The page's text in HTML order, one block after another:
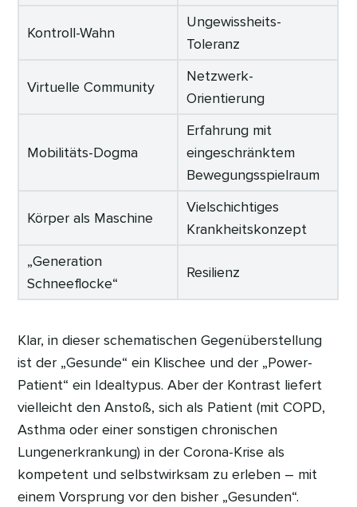
Kontroll-Wahn
Ungewissheits-
Toleranz
Virtuelle Community
Netzwerk-
Orientierung
Mobilitäts-Dogma
Erfahrung mit
eingeschränktem
Bewegungsspielraum
Körper als Maschine
Vielschichtiges
Krankheitskonzept
„Generation
Schneeflocke“
Resilienz
Klar, in dieser schematischen Gegenüberstellung
ist der „Gesunde“ ein Klischee und der „Power-
Patient“ ein Idealtypus. Aber der Kontrast liefert
vielleicht den Anstoß, sich als Patient (mit COPD,
Asthma oder einer sonstigen chronischen
Lungenerkrankung) in der Corona-Krise als
kompetent und selbstwirksam zu erleben – mit
einem Vorsprung vor den bisher „Gesunden“.